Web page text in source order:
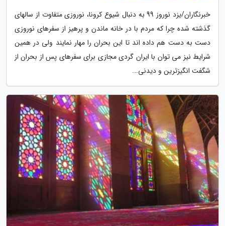
خبرنگاران/یزد نوروز 99 به دنبال شیوع کرونا، نوروزی متفاوت از سالهای
گذشته شده چرا که مردم با در خانه ماندن و پرهیز از سفرهای نوروزی
دست به دست هم داده اند تا این بحران را مهار نمایند ولی در همین
شرایط نیز می توان با ایران گردی مجازی برای سفرهای پس از بحران از
شگفت انگیزترین و دیدنی...